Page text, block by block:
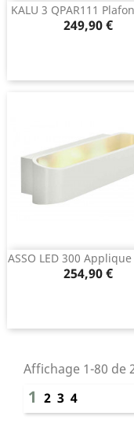
KALU 3 QPAR111
Prix
249,90 €
ASSO LED 300
Prix
254,90 €
Affichage 1-80 de
1 2 3 4